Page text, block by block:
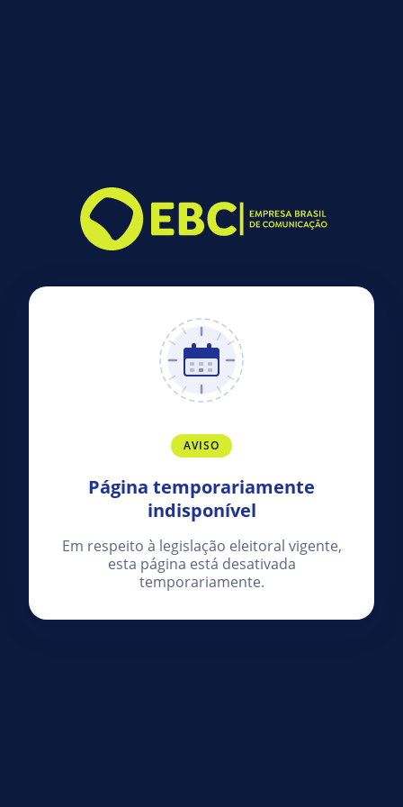
AVISO
Página temporariamente
indisponível
Em respeito à legislação eleitoral vigente,
esta página está desativada
temporariamente.